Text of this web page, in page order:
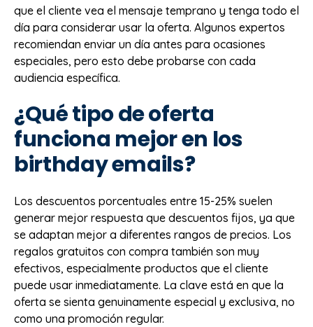
que el cliente vea el mensaje temprano y tenga todo el
día para considerar usar la oferta. Algunos expertos
recomiendan enviar un día antes para ocasiones
especiales, pero esto debe probarse con cada
audiencia específica.
¿Qué tipo de oferta
funciona mejor en los
birthday emails?
Los descuentos porcentuales entre 15-25% suelen
generar mejor respuesta que descuentos fijos, ya que
se adaptan mejor a diferentes rangos de precios. Los
regalos gratuitos con compra también son muy
efectivos, especialmente productos que el cliente
puede usar inmediatamente. La clave está en que la
oferta se sienta genuinamente especial y exclusiva, no
como una promoción regular.